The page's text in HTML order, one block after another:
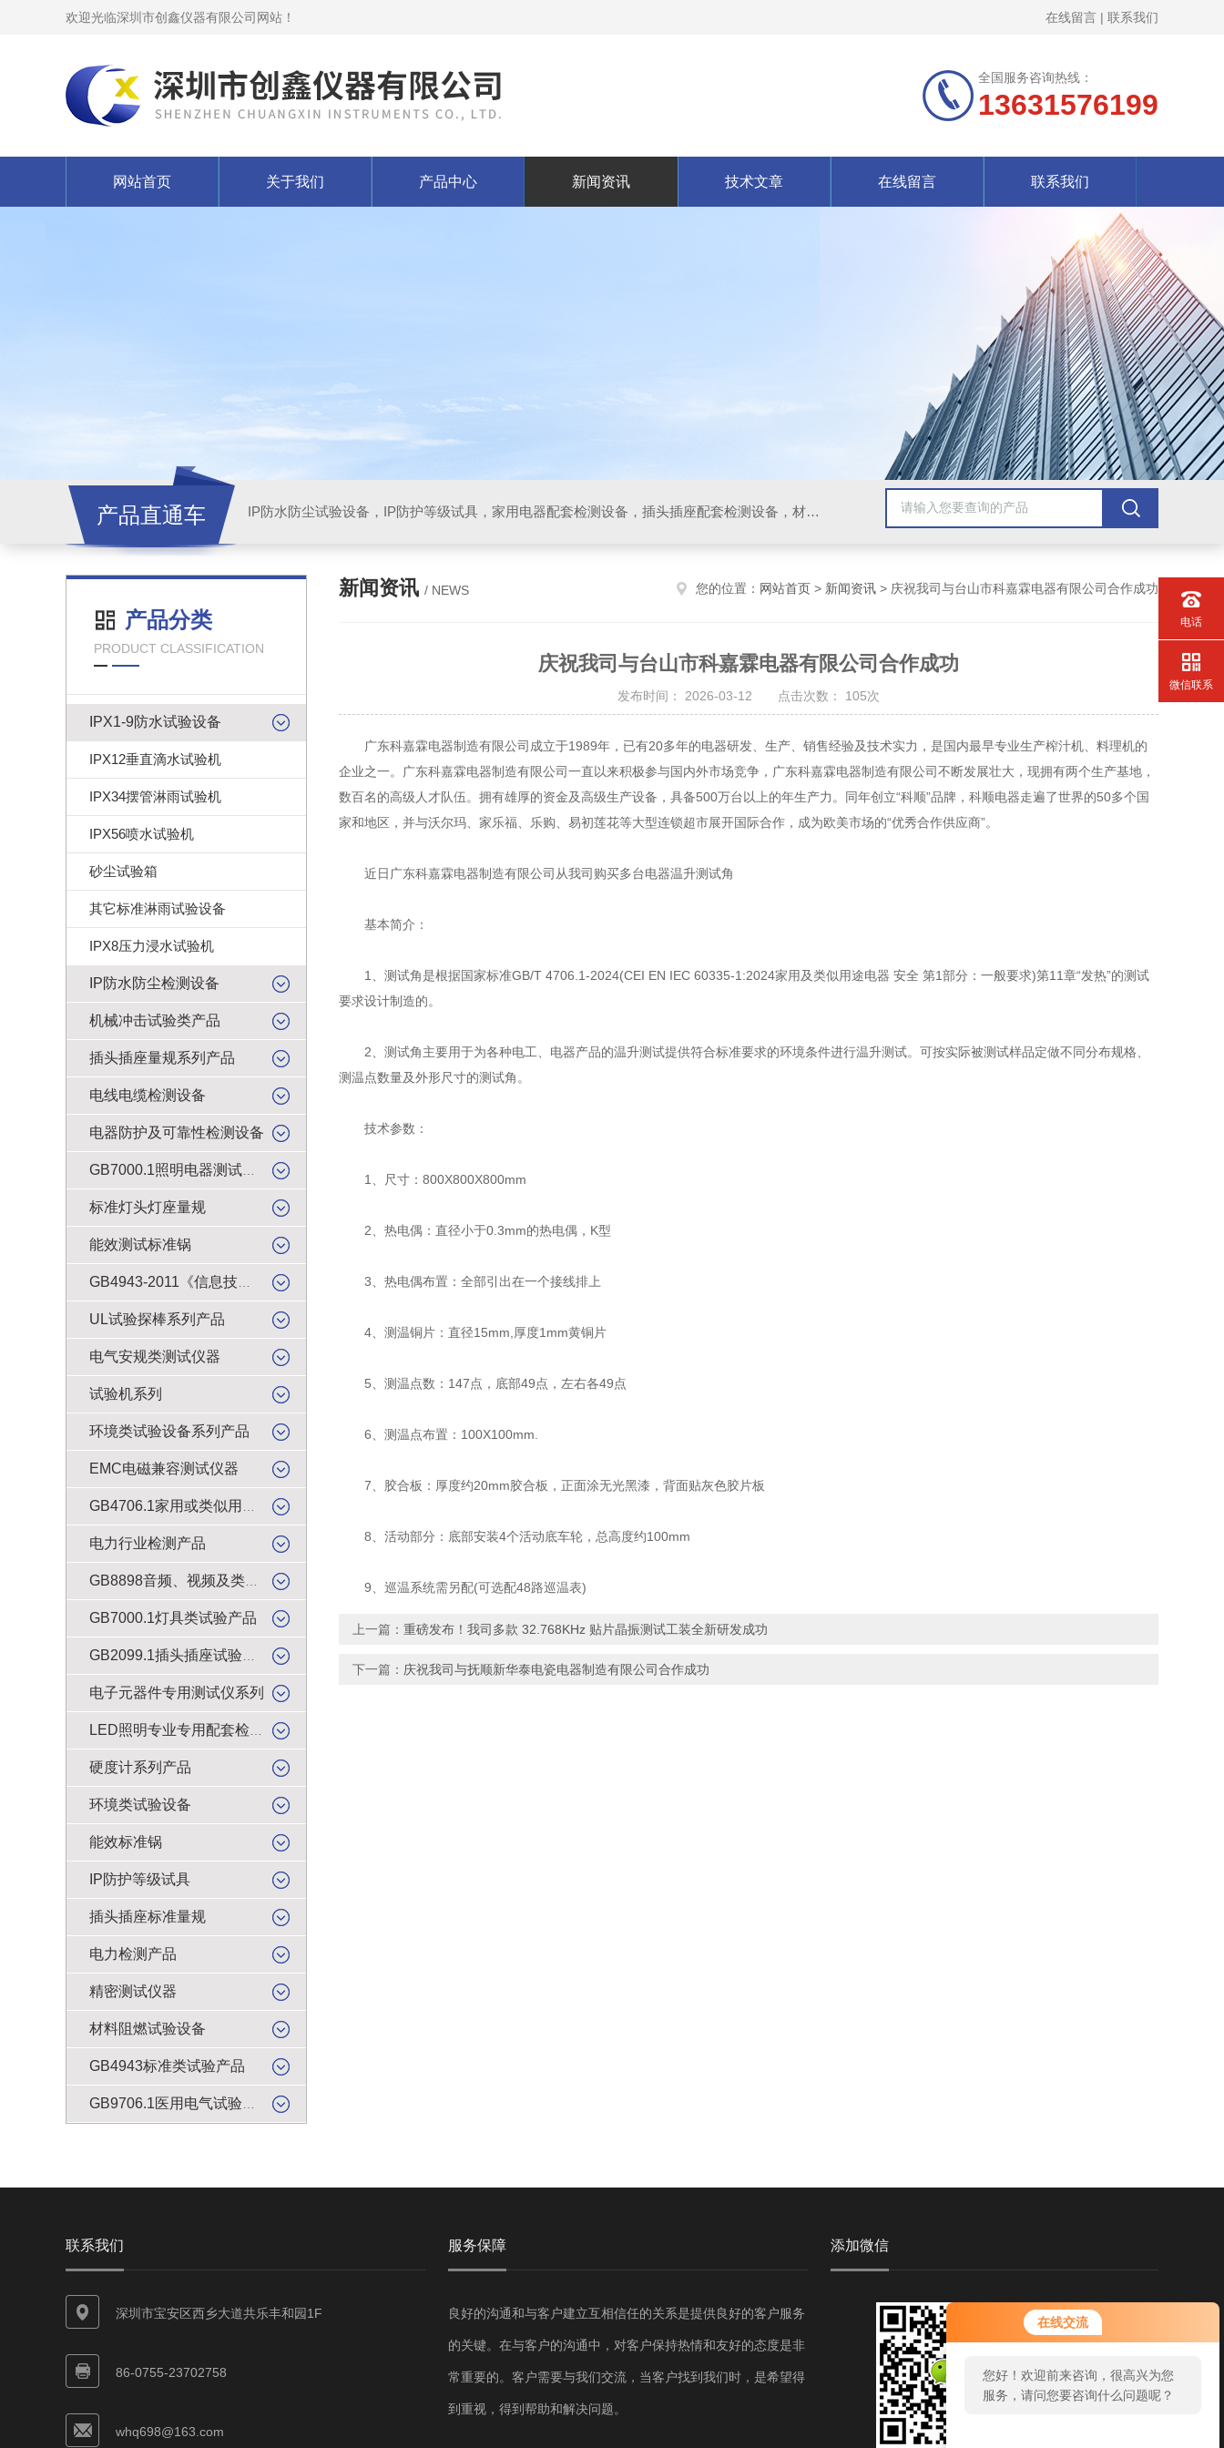
在线交流
您好！欢迎前来咨询，很高兴为您
服务，请问您要咨询什么问题呢？
欢迎光临深圳市创鑫仪器有限公司网站！ 在线留言 | 联系我们
全国服务咨询热线：
13631576199
网站首页 关于我们 产品中心 新闻资讯 技术文章 在线留言 联系我们
产品直通车 IP防水防尘试验设备，IP防护等级试具，家用电器配套检测设备，插头插座配套检测设备，材料阻燃试验设备，碰撞试验装置，GB4943.1配套检测产品，GB9706.1医用电气配套试验设备
产品分类
PRODUCT CLASSIFICATION
IPX1-9防水试验设备
IPX12垂直滴水试验机
IPX34摆管淋雨试验机
IPX56喷水试验机
砂尘试验箱
其它标准淋雨试验设备
IPX8压力浸水试验机
IP防水防尘检测设备
机械冲击试验类产品
插头插座量规系列产品
电线电缆检测设备
电器防护及可靠性检测设备
标准灯头灯座量规
能效测试标准锅
UL试验探棒系列产品
电气安规类测试仪器
试验机系列
环境类试验设备系列产品
EMC电磁兼容测试仪器
电力行业检测产品
GB7000.1灯具类试验产品
电子元器件专用测试仪系列
硬度计系列产品
环境类试验设备
能效标准锅
IP防护等级试具
插头插座标准量规
电力检测产品
精密测试仪器
材料阻燃试验设备
GB4943标准类试验产品
新闻资讯 / NEWS 您的位置： 网站首页 > 新闻资讯 > 庆祝我司与台山市科嘉霖电器有限公司合作成功
庆祝我司与台山市科嘉霖电器有限公司合作成功
发布时间： 2026-03-12 点击次数： 105次
广东科嘉霖电器制造有限公司成立于1989年，已有20多年的电器研发、生产、销售经验及技术实力，是国内最早专业生产榨汁机、料理机的
企业之一。广东科嘉霖电器制造有限公司一直以来积极参与国内外市场竞争，广东科嘉霖电器制造有限公司不断发展壮大，现拥有两个生产基地，
数百名的高级人才队伍。拥有雄厚的资金及高级生产设备，具备500万台以上的年生产力。同年创立“科顺”品牌，科顺电器走遍了世界的50多个国
家和地区，并与沃尔玛、家乐福、乐购、易初莲花等大型连锁超市展开国际合作，成为欧美市场的“优秀合作供应商”。
近日广东科嘉霖电器制造有限公司从我司购买多台电器温升测试角
基本简介：
1、测试角是根据国家标准GB/T 4706.1-2024(CEI EN IEC 60335-1:2024家用及类似用途电器 安全 第1部分：一般要求)第11章“发热”的测试
要求设计制造的。
2、测试角主要用于为各种电工、电器产品的温升测试提供符合标准要求的环境条件进行温升测试。可按实际被测试样品定做不同分布规格、
测温点数量及外形尺寸的测试角。
技术参数：
1、尺寸：800X800X800mm
2、热电偶：直径小于0.3mm的热电偶，K型
3、热电偶布置：全部引出在一个接线排上
4、测温铜片：直径15mm,厚度1mm黄铜片
5、测温点数：147点，底部49点，左右各49点
6、测温点布置：100X100mm.
7、胶合板：厚度约20mm胶合板，正面涂无光黑漆，背面贴灰色胶片板
8、活动部分：底部安装4个活动底车轮，总高度约100mm
9、巡温系统需另配(可选配48路巡温表)
上一篇： 重磅发布！我司多款 32.768KHz 贴片晶振测试工装全新研发成功
下一篇： 庆祝我司与抚顺新华泰电瓷电器制造有限公司合作成功
联系我们
深圳市宝安区西乡大道共乐丰和园1F
86-0755-23702758
whq698@163.com
服务保障
良好的沟通和与客户建立互相信任的关系是提供良好的客户服务
的关键。在与客户的沟通中，对客户保持热情和友好的态度是非
常重要的。客户需要与我们交流，当客户找到我们时，是希望得
到重视，得到帮助和解决问题。
添加微信
电话
微信联系